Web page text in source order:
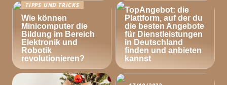
TIPPS UND TRICKS
Wie können
Minicomputer die
Bildung im Bereich
Elektronik und
Robotik
revolutionieren?
TopAngebot: die
Plattform, auf der du
die besten Angebote
für Dienstleistungen
in Deutschland
finden und anbieten
kannst